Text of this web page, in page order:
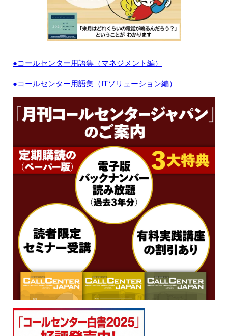
●コールセンター用語集（マネジメント編）
●コールセンター用語集（ITソリューション編）